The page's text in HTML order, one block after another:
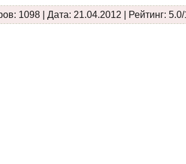
1098 | Дата: 21.04.2012 | Рейтинг: